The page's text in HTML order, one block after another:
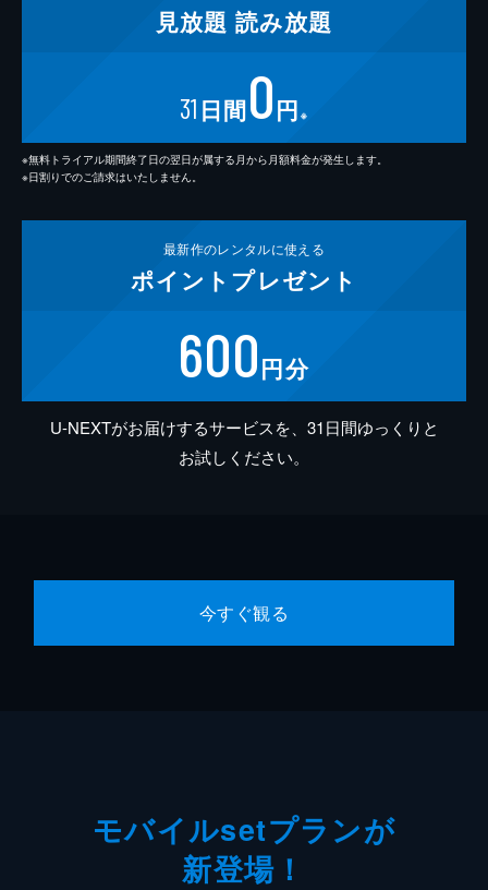
見放題 読み放題
31 日間0円 ※
※無料トライアル期間終了日の翌日が属する月から月額料金が発生します。
※日割りでのご請求はいたしません。
最新作のレンタルに使える
ポイント プレゼント
600円分
U-NEXTがお届けするサービスを、31日間ゆっくりと
お試しください。
今すぐ観る
モバイルsetプランが
新登場！